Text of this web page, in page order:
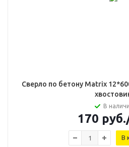
Сверло по бетону Matrix
В
170 руб.
В